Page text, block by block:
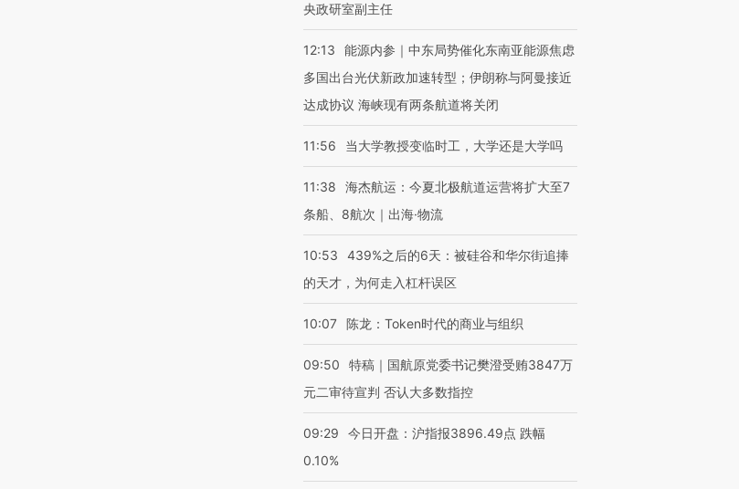
央政研室副主任
12:13
能源内参｜中东局势催化东南亚能源焦虑
多国出台光伏新政加速转型；伊朗称与阿曼接近
达成协议 海峡现有两条航道将关闭
11:56 当大学教授变临时工，大学还是大学吗
11:38
海杰航运：今夏北极航道运营将扩大至7
条船、8航次｜出海·物流
10:53
439%之后的6天：被硅谷和华尔街追捧
的天才，为何走入杠杆误区
10:07 陈龙：Token时代的商业与组织
09:50
特稿｜国航原党委书记樊澄受贿3847万
元二审待宣判 否认大多数指控
09:29
今日开盘：沪指报3896.49点 跌幅
0.10%